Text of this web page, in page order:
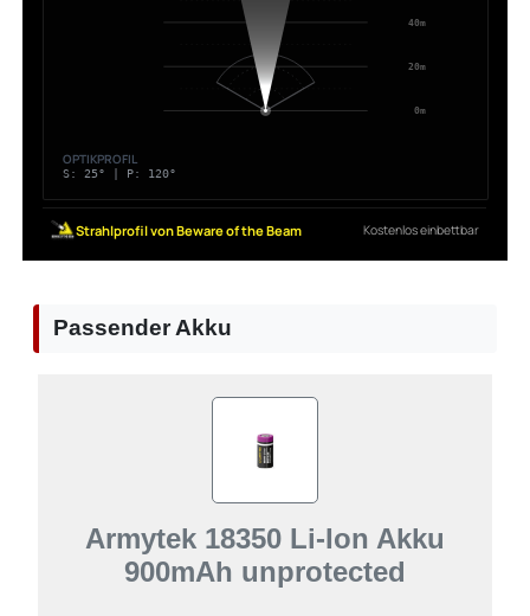
Passender Akku
Armytek 18350 Li-Ion Akku
900mAh unprotected